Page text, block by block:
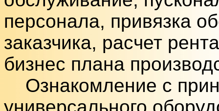
персонала, привязка
заказчика, расчет
бизнес плана
Ознакомление с